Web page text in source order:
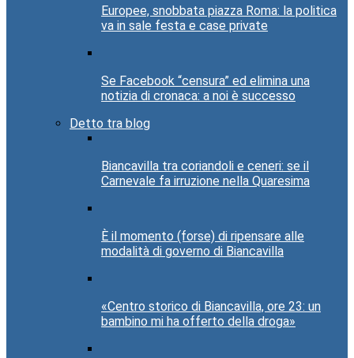
Europee, snobbata piazza Roma: la politica
va in sale festa e case private
Se Facebook “censura” ed elimina una
notizia di cronaca: a noi è successo
Detto tra blog
Biancavilla tra coriandoli e ceneri: se il
Carnevale fa irruzione nella Quaresima
È il momento (forse) di ripensare alle
modalità di governo di Biancavilla
«Centro storico di Biancavilla, ore 23: un
bambino mi ha offerto della droga»